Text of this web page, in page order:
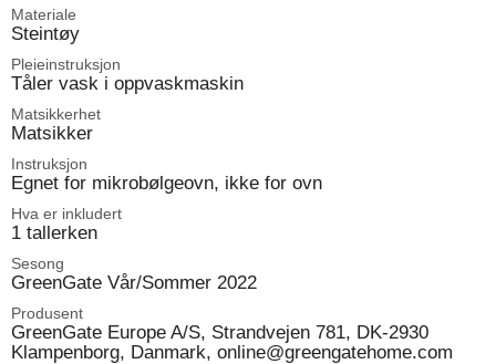
Materiale
Steintøy
Pleieinstruksjon
Tåler vask i oppvaskmaskin
Matsikkerhet
Matsikker
Instruksjon
Egnet for mikrobølgeovn, ikke for ovn
Hva er inkludert
1 tallerken
Sesong
GreenGate Vår/Sommer 2022
Produsent
GreenGate Europe A/S, Strandvejen 781, DK-2930
Klampenborg, Danmark, online@greengatehome.com